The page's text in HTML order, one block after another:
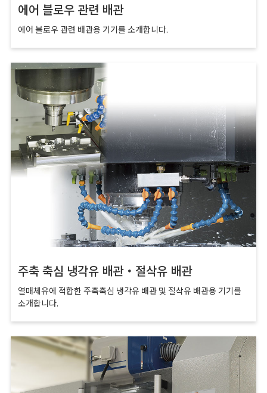
에어 블로우 관련 배관
에어 블로우 관련 배관용 기기를 소개합니다.
주축 축심 냉각유 배관・절삭유 배관
열매체유에 적합한 주축축심 냉각유 배관 및 절삭유 배관용 기기를
소개합니다.